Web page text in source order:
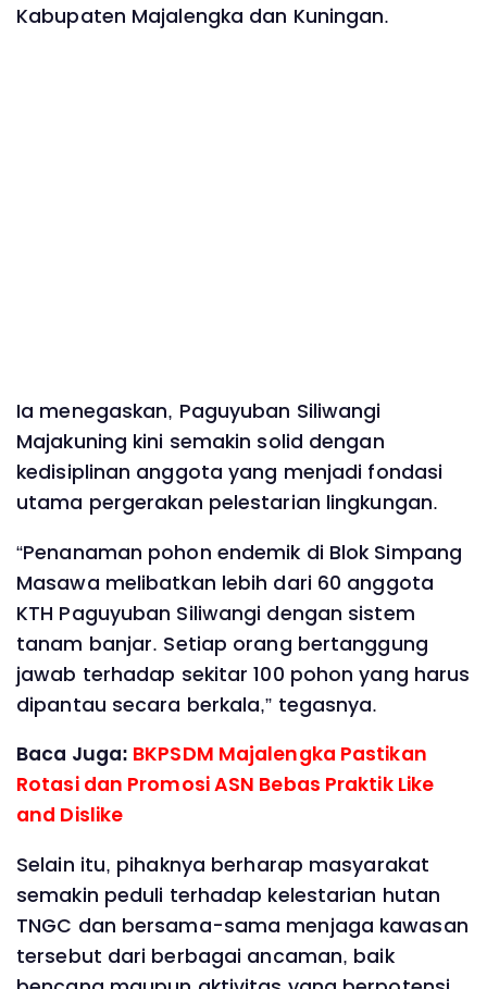
Kabupaten Majalengka dan Kuningan.
Ia menegaskan, Paguyuban Siliwangi
Majakuning kini semakin solid dengan
kedisiplinan anggota yang menjadi fondasi
utama pergerakan pelestarian lingkungan.
“Penanaman pohon endemik di Blok Simpang
Masawa melibatkan lebih dari 60 anggota
KTH Paguyuban Siliwangi dengan sistem
tanam banjar. Setiap orang bertanggung
jawab terhadap sekitar 100 pohon yang harus
dipantau secara berkala,” tegasnya.
Baca Juga: BKPSDM Majalengka Pastikan
Rotasi dan Promosi ASN Bebas Praktik Like
and Dislike
Selain itu, pihaknya berharap masyarakat
semakin peduli terhadap kelestarian hutan
TNGC dan bersama-sama menjaga kawasan
tersebut dari berbagai ancaman, baik